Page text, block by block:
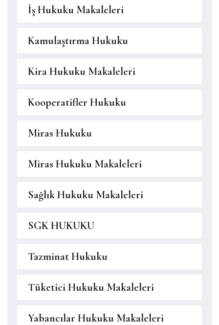
İş Hukuku Makaleleri
Kamulaştırma Hukuku
Kira Hukuku Makaleleri
Kooperatifler Hukuku
Miras Hukuku
Miras Hukuku Makaleleri
Sağlık Hukuku Makaleleri
SGK HUKUKU
Tazminat Hukuku
Tüketici Hukuku Makaleleri
Yabancılar Hukuku Makaleleri